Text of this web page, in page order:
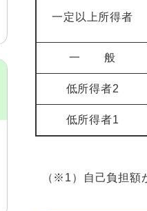
一定以上所得者
一 般
低所得者2
低所得者1
（※1）自己負担額